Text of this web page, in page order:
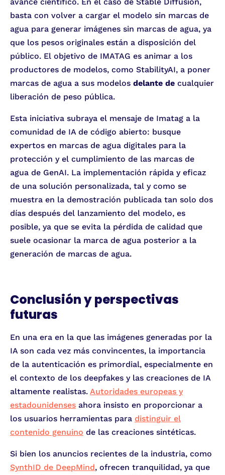
basta con volver a cargar el modelo sin marcas de
agua para generar imágenes sin marcas de agua, ya
que los pesos originales están a disposición del
público. El objetivo de IMATAG es animar a los
productores de modelos, como StabilityAI, a poner
marcas de agua a sus modelos delante de cualquier
liberación de peso pública.
Esta iniciativa subraya el mensaje de Imatag a la
comunidad de IA de código abierto: busque
expertos en marcas de agua digitales para la
protección y el cumplimiento de las marcas de
agua de GenAI. La implementación rápida y eficaz
de una solución personalizada, tal y como se
muestra en la demostración publicada tan solo dos
días después del lanzamiento del modelo, es
posible, ya que se evita la pérdida de calidad que
suele ocasionar la marca de agua posterior a la
generación de marcas de agua.
Conclusión y perspectivas
futuras
En una era en la que las imágenes generadas por la
IA son cada vez más convincentes, la importancia
de la autenticación es primordial, especialmente en
el contexto de los deepfakes y las creaciones de IA
altamente realistas. Autoridades europeas y
estadounidenses ahora insisto en proporcionar a
los usuarios herramientas para distinguir el
contenido genuino de las creaciones sintéticas.
Si bien los anuncios recientes de la industria, como
SynthID de DeepMind, ofrecen tranquilidad, ya que